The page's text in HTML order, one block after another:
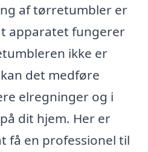
af tørretumbler er
apparatet fungerer
ikke er
det medføre
elregninger og i
dit hjem. Her er
få en professionel til